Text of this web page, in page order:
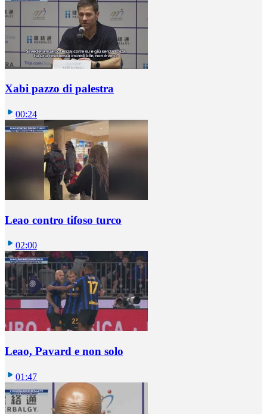
Xabi pazzo di palestra
00:24
Leao contro tifoso turco
02:00
Leao, Pavard e non solo
01:47